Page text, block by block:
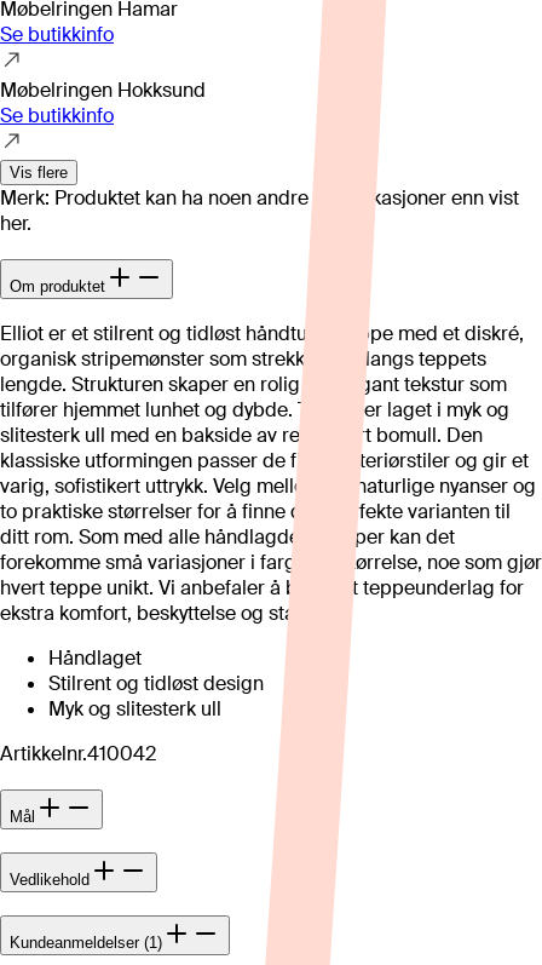
Møbelringen Hamar
Se butikkinfo
Møbelringen Hokksund
Se butikkinfo
Vis flere
Merk: Produktet kan ha noen andre spesifikasjoner enn vist
her.
Om produktet
Elliot er et stilrent og tidløst håndtuftet teppe med et diskré,
organisk stripemønster som strekker seg langs teppets
lengde. Strukturen skaper en rolig og elegant tekstur som
tilfører hjemmet lunhet og dybde. Teppet er laget i myk og
slitesterk ull med en bakside av resirkulert bomull. Den
klassiske utformingen passer de fleste interiørstiler og gir et
varig, sofistikert uttrykk. Velg mellom tre naturlige nyanser og
to praktiske størrelser for å finne den perfekte varianten til
ditt rom. Som med alle håndlagde ulltepper kan det
forekomme små variasjoner i farge og størrelse, noe som gjør
hvert teppe unikt. Vi anbefaler å bruke et teppeunderlag for
ekstra komfort, beskyttelse og stabilitet.
Håndlaget
Stilrent og tidløst design
Myk og slitesterk ull
Artikkelnr.410042
Mål
Vedlikehold
Kundeanmeldelser (1)